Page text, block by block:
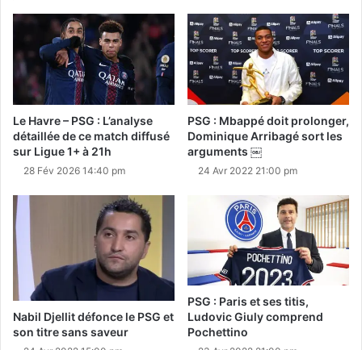
Le Havre – PSG : L’analyse
détaillée de ce match diffusé
sur Ligue 1+ à 21h
28 Fév 2026 14:40 pm
PSG : Mbappé doit prolonger,
Dominique Arribagé sort les
arguments ￼
24 Avr 2022 21:00 pm
Nabil Djellit défonce le PSG et
son titre sans saveur
PSG : Paris et ses titis,
Ludovic Giuly comprend
Pochettino